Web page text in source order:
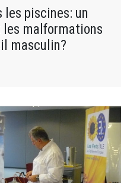
les piscines: un
les malformations
masculin?